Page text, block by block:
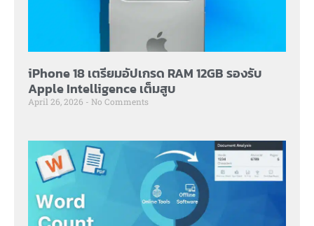
iPhone 18 เตรียมอัปเกรด RAM 12GB รองรับ
Apple Intelligence เต็มสูบ
April 26, 2026 No Comments